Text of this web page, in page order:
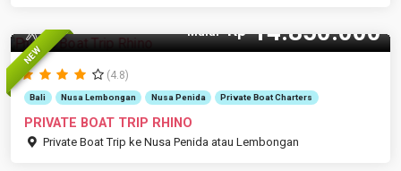
NEW
14 Pax Mulai Rp14.850.000
(4.8)
Bali Nusa Lembongan Nusa Penida Private Boat Charters
PRIVATE BOAT TRIP RHINO
Private Boat Trip ke Nusa Penida atau Lembongan